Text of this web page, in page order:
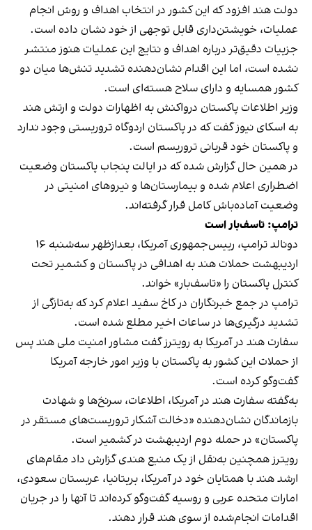
دولت هند افزود که این کشور در انتخاب اهداف و روش انجام
عملیات، خویشتن‌داری قابل توجهی از خود نشان داده است.
جزییات دقیق‌تر درباره اهداف و نتایج این عملیات هنوز منتشر
نشده است، اما این اقدام نشان‌دهنده تشدید تنش‌ها میان دو
کشور همسایه و دارای سلاح هسته‌ای است.
وزیر اطلاعات پاکستان درواکنش به اظهارات دولت و ارتش هند
به اسکای نیوز گفت که در پاکستان اردوگاه تروریستی وجود ندارد
و پاکستان خود قربانی تروریسم است.
در همین حال گزارش شده که در ایالت پنجاب پاکستان وضعیت
اضطراری اعلام شده و بیمارستان‌ها و نیروهای امنیتی در
وضعیت آماده‌باش کامل قرار گرفته‌اند.
ترامپ: تاسف‌بار است
دونالد ترامپ، رییس‌جمهوری آمریکا، بعدازظهر سه‌شنبه ۱۶
اردیبهشت حملات هند به اهدافی در پاکستان و کشمیر تحت
کنترل پاکستان را «تاسف‌بار» خواند.
ترامپ در جمع خبرنگاران در کاخ سفید اعلام کرد که به‌تازگی از
تشدید درگیری‌ها در ساعات اخیر مطلع شده است.
سفارت هند در آمریکا به رویترز گفت مشاور امنیت ملی هند پس
از حملات این کشور به پاکستان با وزیر امور خارجه آمریکا
گفت‌وگو کرده است.
به‌گفته سفارت هند در آمریکا، اطلاعات، سرنخ‌ها و شهادت
بازماندگان نشان‌دهنده «دخالت آشکار تروریست‌های مستقر در
پاکستان» در حمله دوم اردیبهشت در کشمیر است.
رویترز همچنین به‌نقل از یک منبع هندی گزارش داد مقام‌های
ارشد هند با همتایان خود در آمریکا، بریتانیا، عربستان سعودی،
امارات متحده عربی و روسیه گفت‌وگو کرده‌اند تا آنها را در جریان
اقدامات انجام‌شده از سوی هند قرار دهند.